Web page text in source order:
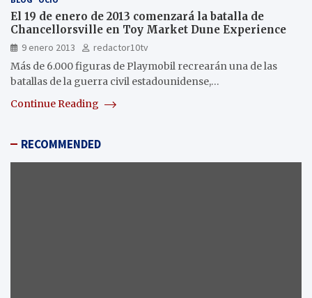
El 19 de enero de 2013 comenzará la batalla de
Chancellorsville en Toy Market Dune Experience
9 enero 2013
redactor10tv
Más de 6.000 figuras de Playmobil recrearán una de las
batallas de la guerra civil estadounidense,…
Continue Reading
RECOMMENDED